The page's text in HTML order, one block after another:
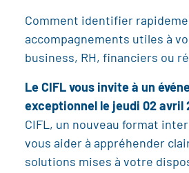
Comment identifier
accompagnements utiles à
business, RH, financiers ou
Le CIFL vous invite à un
exceptionnel le jeudi 02 avril
CIFL, un nouveau format
vous aider à appréhender
solutions mises à votre